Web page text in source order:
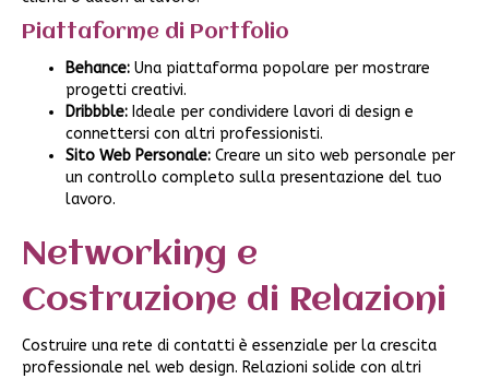
Piattaforme di Portfolio
Behance: Una piattaforma popolare per mostrare
progetti creativi.
Dribbble: Ideale per condividere lavori di design e
connettersi con altri professionisti.
Sito Web Personale: Creare un sito web personale per
un controllo completo sulla presentazione del tuo
lavoro.
Networking e
Costruzione di Relazioni
Costruire una rete di contatti è essenziale per la crescita
professionale nel web design. Relazioni solide con altri